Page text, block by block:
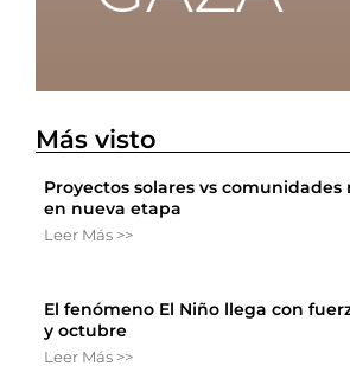
Más visto
Proyectos solares vs comunidades
en nueva etapa
Leer Más >>
El fenómeno El Niño llega con
y octubre
Leer Más >>